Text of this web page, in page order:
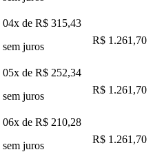
04x de R$ 315,43
sem juros
R$ 1.261,70
05x de R$ 252,34
sem juros
R$ 1.261,70
06x de R$ 210,28
sem juros
R$ 1.261,70